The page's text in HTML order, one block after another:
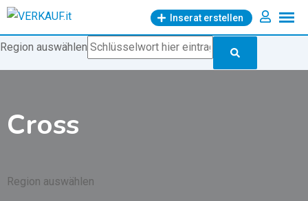
Zum
springen
Inserat erstellen
Region auswählen
Cross
Region auswählen